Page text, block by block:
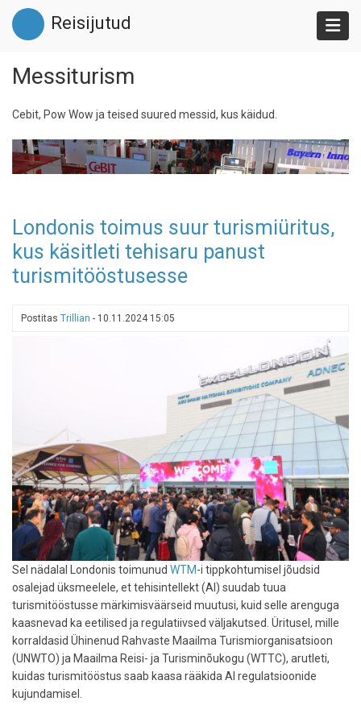
Liigu
edasi
põhisisu
Reisijutud
Messiturism
Cebit, Pow Wow ja teised suured messid, kus käidud.
Londonis toimus suur turismiüritus,
kus käsitleti tehisaru panust
turismitööstusesse
Postitas Trillian - 10.11.2024 15:05
Sel nädalal Londonis toimunud WTM-i tippkohtumisel jõudsid
osalejad üksmeelele, et tehisintellekt (AI) suudab tuua
turismitööstusse märkimisväärseid muutusi, kuid selle arenguga
kaasnevad ka eetilised ja regulatiivsed väljakutsed. Üritusel, mille
korraldasid Ühinenud Rahvaste Maailma Turismiorganisatsioon
(UNWTO) ja Maailma Reisi- ja Turisminõukogu (WTTC), arutleti,
kuidas turismitööstus saab kaasa rääkida AI regulatsioonide
kujundamisel.